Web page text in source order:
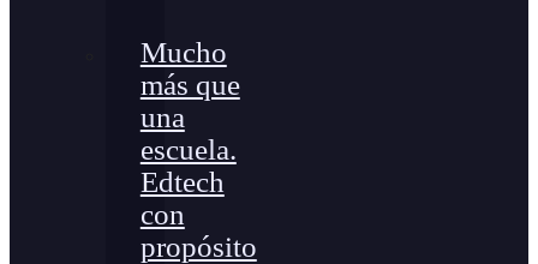
Mucho
más que
una
escuela.
Edtech
con
propósito